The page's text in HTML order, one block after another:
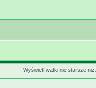
Wyświetl wątki nie starsze niż: